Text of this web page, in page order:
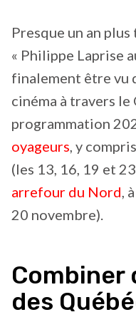
Presque un an
« Philippe Laprise
finalement être vu
cinéma à travers le
programmation
oyageurs , y
(les 13, 16, 19 et
arrefour du Nord ,
20 novembre).
Combiner
des